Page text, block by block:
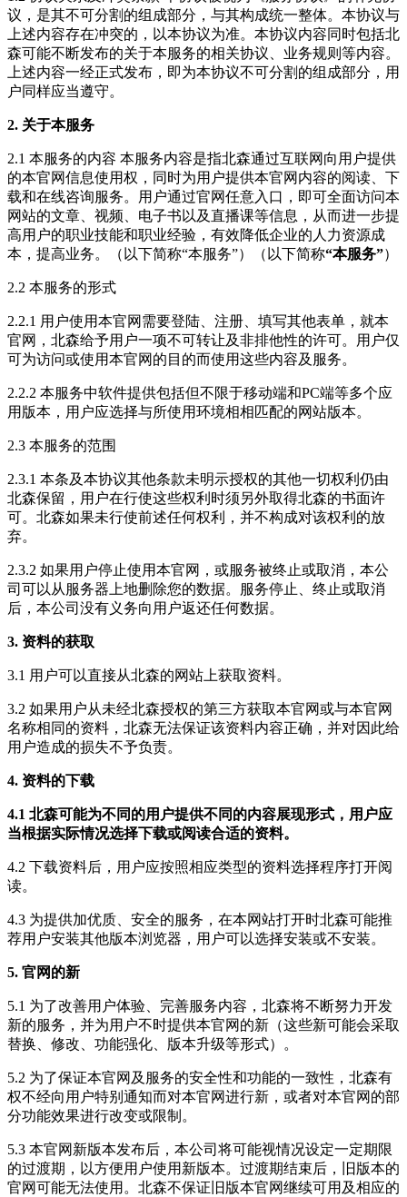
议，是其不可分割的组成部分，与其构成统一整体。本协议与
上述内容存在冲突的，以本协议为准。本协议内容同时包括北
森可能不断发布的关于本服务的相关协议、业务规则等内容。
上述内容一经正式发布，即为本协议不可分割的组成部分，用
户同样应当遵守。
2. 关于本服务
2.1 本服务的内容 本服务内容是指北森通过互联网向用户提供
的本官网信息使用权，同时为用户提供本官网内容的阅读、下
载和在线咨询服务。用户通过官网任意入口，即可全面访问本
网站的文章、视频、电子书以及直播课等信息，从而进一步提
高用户的职业技能和职业经验，有效降低企业的人力资源成
本，提高业务。（以下简称“本服务”）（以下简称“本服务”）
2.2 本服务的形式
2.2.1 用户使用本官网需要登陆、注册、填写其他表单，就本
官网，北森给予用户一项不可转让及非排他性的许可。用户仅
可为访问或使用本官网的目的而使用这些内容及服务。
2.2.2 本服务中软件提供包括但不限于移动端和PC端等多个应
用版本，用户应选择与所使用环境相相匹配的网站版本。
2.3 本服务的范围
2.3.1 本条及本协议其他条款未明示授权的其他一切权利仍由
北森保留，用户在行使这些权利时须另外取得北森的书面许
可。北森如果未行使前述任何权利，并不构成对该权利的放
弃。
2.3.2 如果用户停止使用本官网，或服务被终止或取消，本公
司可以从服务器上地删除您的数据。服务停止、终止或取消
后，本公司没有义务向用户返还任何数据。
3. 资料的获取
3.1 用户可以直接从北森的网站上获取资料。
3.2 如果用户从未经北森授权的第三方获取本官网或与本官网
名称相同的资料，北森无法保证该资料内容正确，并对因此给
用户造成的损失不予负责。
4. 资料的下载
4.1 北森可能为不同的用户提供不同的内容展现形式，用户应
当根据实际情况选择下载或阅读合适的资料。
4.2 下载资料后，用户应按照相应类型的资料选择程序打开阅
读。
4.3 为提供加优质、安全的服务，在本网站打开时北森可能推
荐用户安装其他版本浏览器，用户可以选择安装或不安装。
5. 官网的新
5.1 为了改善用户体验、完善服务内容，北森将不断努力开发
新的服务，并为用户不时提供本官网的新（这些新可能会采取
替换、修改、功能强化、版本升级等形式）。
5.2 为了保证本官网及服务的安全性和功能的一致性，北森有
权不经向用户特别通知而对本官网进行新，或者对本官网的部
分功能效果进行改变或限制。
5.3 本官网新版本发布后，本公司将可能视情况设定一定期限
的过渡期，以方便用户使用新版本。过渡期结束后，旧版本的
官网可能无法使用。北森不保证旧版本官网继续可用及相应的